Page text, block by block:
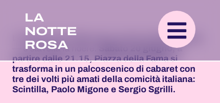
LA
NOTTE
ROSA
La Notte Rosa 2026 passa anche da Mirabilandia
— e stavolta fa ridere.
Sabato 20 giugno, a
partire dalle 21.15, Piazza della Fama si
trasforma in un palcoscenico di cabaret con
tre dei volti più amati della comicità italiana:
Scintilla, Paolo Migone e Sergio Sgrilli.